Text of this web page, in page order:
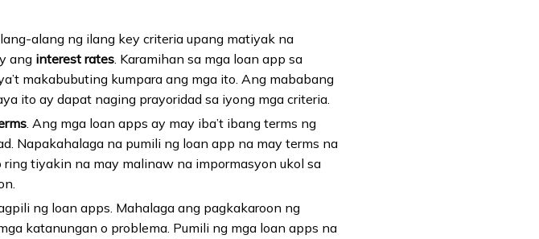
alang ng ilang key criteria upang matiyak na
ang interest rates. Karamihan sa mga loan app sa
makabubuting kumpara ang mga ito. Ang mababang
ito ay dapat naging prayoridad sa iyong mga criteria.
. Ang mga loan apps ay may iba’t ibang terms ng
Napakahalaga na pumili ng loan app na may terms na
tiyakin na may malinaw na impormasyon ukol sa
ng loan apps. Mahalaga ang pagkakaroon ng
katanungan o problema. Pumili ng mga loan apps na